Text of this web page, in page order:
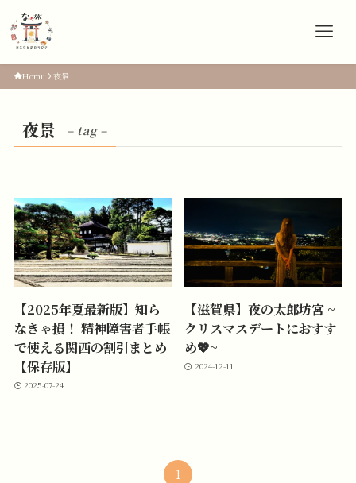
Homu 夜景
夜景 – tag –
【2025年夏最新版】知ら
なきゃ損！ 精神障害者手帳
で使える関西の割引まとめ
【保存版】
2025-07-24
【滋賀県】夜の太郎坊宮 ~
クリスマスデートにおすす
め💖~
2024-12-11
1